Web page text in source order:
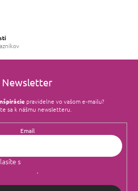
ý
i
s
Newsletter
pravidelne vo vašom e‑mailu?
sa k nášmu newsletteru.
Email
s
.